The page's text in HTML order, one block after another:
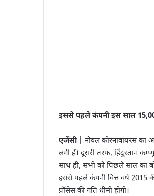
इससे पहले कंपनी इस साल
एजेंसी | नोवल कोरनावायरस
लगी हैं। दूसरी तरफ, हिंदुस्तान
साथ ही, सभी को पिछले साल का
इससे पहले कंपनी वित्त वर्ष 2015
प्रॉसेस की गति धीमी होगी।